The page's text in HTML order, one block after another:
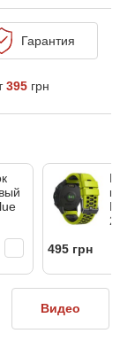
Гарантия
395 грн
495 грн
Видео